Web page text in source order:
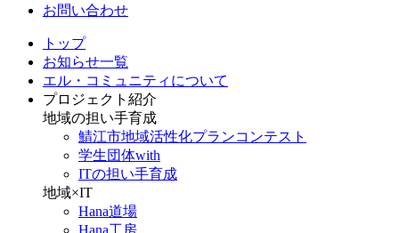
お問い合わせ
トップ
お知らせ一覧
エル・コミュニティについて
プロジェクト紹介
地域の担い手育成
鯖江市地域活性化プランコンテスト
学生団体with
ITの担い手育成
地域×IT
Hana道場
Hana工房